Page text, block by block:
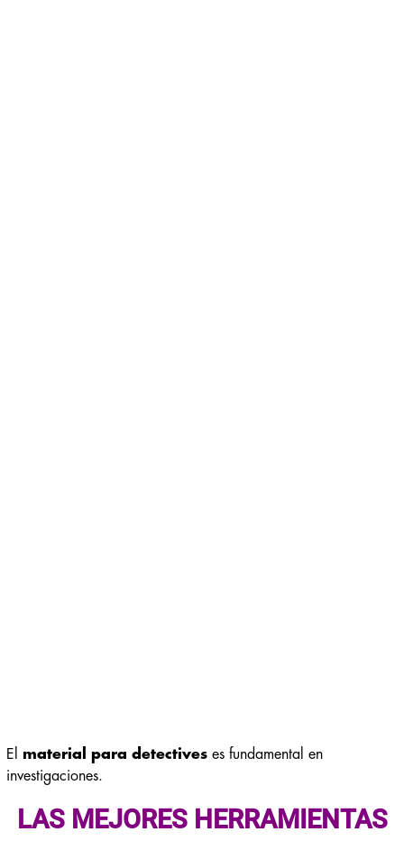
El material para detectiveses fundamental en
investigaciones.
LAS MEJORES HERRAMIENTAS